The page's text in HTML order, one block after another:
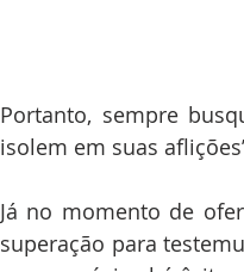
Portanto, sempre
isolem em suas
Já no momento de
superação para